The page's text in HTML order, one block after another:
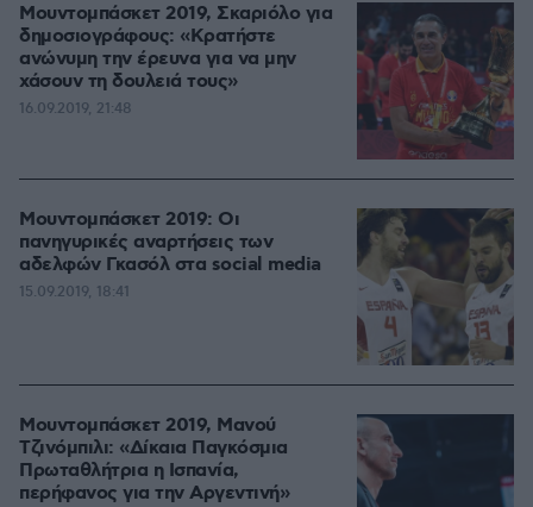
Μουντομπάσκετ 2019, Σκαριόλο για
δημοσιογράφους: «Κρατήστε
ανώνυμη την έρευνα για να μην
χάσουν τη δουλειά τους»
16.09.2019, 21:48
Μουντομπάσκετ 2019: Οι
πανηγυρικές αναρτήσεις των
αδελφών Γκασόλ στα social media
15.09.2019, 18:41
Μουντομπάσκετ 2019, Μανού
Τζινόμπιλι: «Δίκαια Παγκόσμια
Πρωταθλήτρια η Ισπανία,
περήφανος για την Αργεντινή»